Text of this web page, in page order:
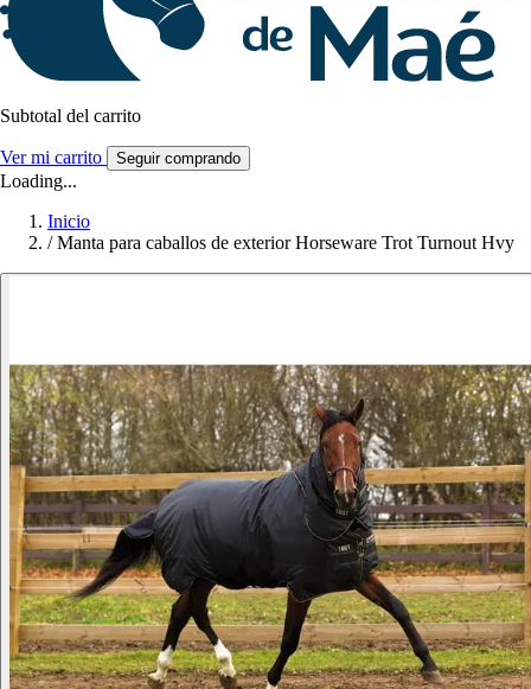
Subtotal del carrito
Ver mi carrito Seguir comprando
Loading...
Inicio
/ Manta para caballos de exterior Horseware Trot Turnout Hvy